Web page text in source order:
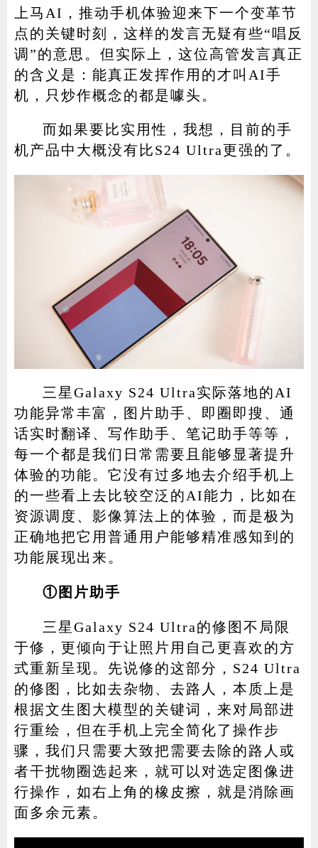
上马AI，推动手机体验迎来下一个变革节
点的关键时刻，这样的发言无疑有些“唱反
调”的意思。但实际上，这位高管发言真正
的含义是：能真正发挥作用的才叫AI手
机，只炒作概念的都是噱头。
而如果要比实用性，我想，目前的手
机产品中大概没有比S24 Ultra更强的了。
三星Galaxy S24 Ultra实际落地的AI
功能异常丰富，图片助手、即圈即搜、通
话实时翻译、写作助手、笔记助手等等，
每一个都是我们日常需要且能够显著提升
体验的功能。它没有过多地去介绍手机上
的一些看上去比较空泛的AI能力，比如在
资源调度、影像算法上的体验，而是极为
正确地把它用普通用户能够精准感知到的
功能展现出来。
①图片助手
三星Galaxy S24 Ultra的修图不局限
于修，更倾向于让照片用自己更喜欢的方
式重新呈现。先说修的这部分，S24 Ultra
的修图，比如去杂物、去路人，本质上是
根据文生图大模型的关键词，来对局部进
行重绘，但在手机上完全简化了操作步
骤，我们只需要大致把需要去除的路人或
者干扰物圈选起来，就可以对选定图像进
行操作，如右上角的橡皮擦，就是消除画
面多余元素。